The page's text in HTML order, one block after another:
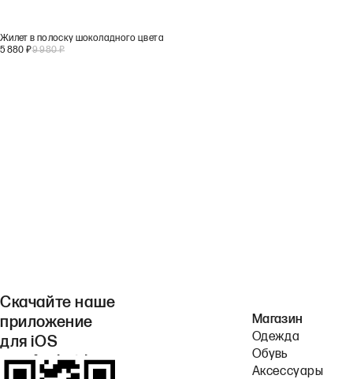
Жилет в полоску шоколадного цвета
5 880 ₽9 980₽
Скачайте наше
приложение
для iOS
или Android.
Магазин
Одежда
Обувь
Аксессуары